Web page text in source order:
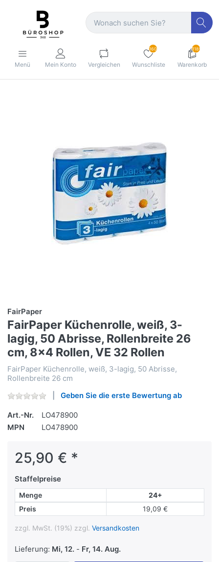
Menü Mein Konto Vergleichen
160
Wunschliste
1189
Warenkorb
FairPaper
FairPaper Küchenrolle, weiß, 3-
lagig, 50 Abrisse, Rollenbreite 26
cm, 8x4 Rollen, VE 32 Rollen
FairPaper Küchenrolle, weiß, 3-lagig, 50 Abrisse,
Rollenbreite 26 cm
Geben Sie die erste Bewertung ab
Art.-Nr.
LO478900
MPN
LO478900
25,90 € *
Staffelpreise
Menge
24+
Preis
19,09 €
zzgl. MwSt. (19%) zzgl. Versandkosten
Lieferung: Mi, 12. - Fr, 14. Aug.